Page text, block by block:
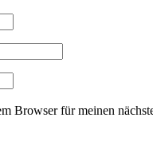
Browser für meinen